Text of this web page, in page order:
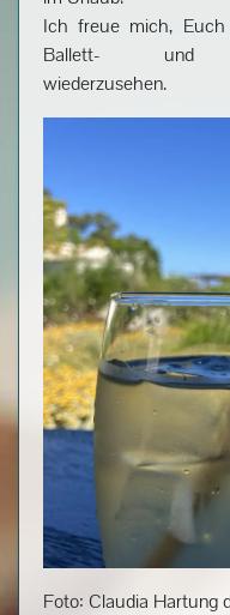
Ich freue mich,
Ballett- und
wiederzusehen.
Foto: Claudia Hartung